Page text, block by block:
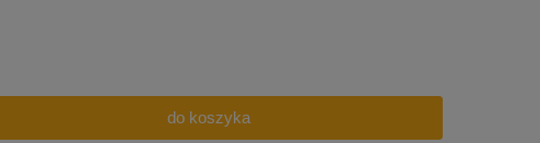
do koszyka